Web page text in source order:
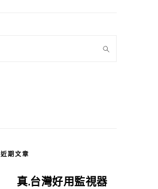
近期文章
真.台灣好用監視器